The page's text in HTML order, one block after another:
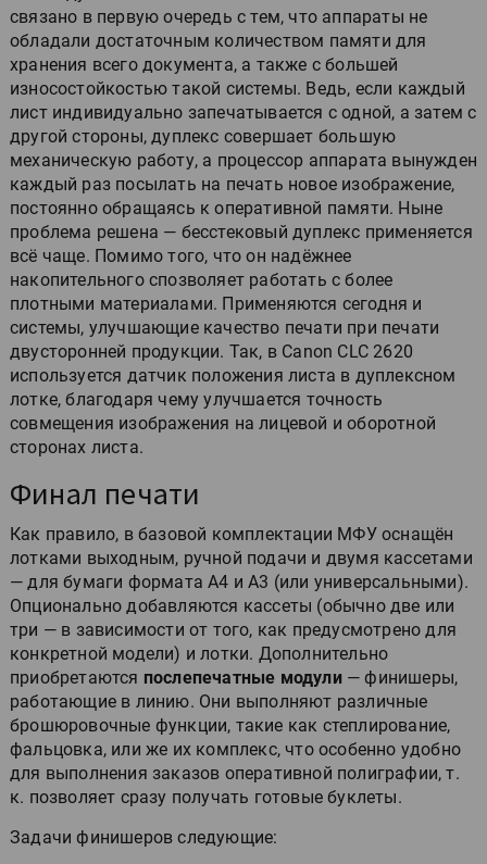
связано в первую очередь с тем, что аппараты не
обладали достаточным количеством памяти для
хранения всего документа, а также с большей
износостойкостью такой системы. Ведь, если каждый
лист индивидуально запечатывается с одной, а затем с
другой стороны, дуплекс совершает большую
механическую работу, а процессор аппарата вынужден
каждый раз посылать на печать новое изображение,
постоянно обращаясь к оперативной памяти. Ныне
проблема решена — бесстековый дуплекс применяется
всё чаще. Помимо того, что он надёжнее
накопительного спозволяет работать с более
плотными материалами. Применяются сегодня и
системы, улучшающие качество печати при печати
двусторонней продукции. Так, в Canon CLC 2620
используется датчик положения листа в дуплексном
лотке, благодаря чему улучшается точность
совмещения изображения на лицевой и оборотной
сторонах листа.
Финал печати
Как правило, в базовой комплектации МФУ оснащён
лотками выходным, ручной подачи и двумя кассетами
— для бумаги формата А4 и А3 (или универсальными).
Опционально добавляются кассеты (обычно две или
три — в зависимости от того, как предусмотрено для
конкретной модели) и лотки. Дополнительно
приобретаются послепечатные модули— финишеры,
работающие в линию. Они выполняют различные
брошюровочные функции, такие как степлирование,
фальцовка, или же их комплекс, что особенно удобно
для выполнения заказов оперативной полиграфии, т.
к. позволяет сразу получать готовые буклеты.
Задачи финишеров следующие: